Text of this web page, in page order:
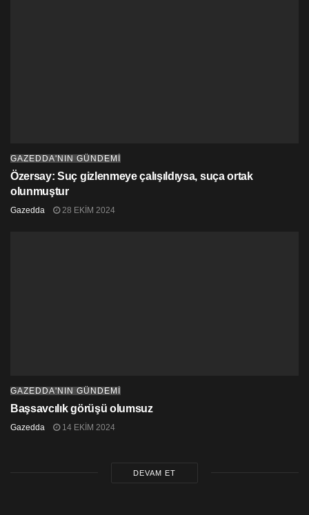
GAZEDDA'NIN GÜNDEMİ
Özersay: Suç gizlenmeye çalışıldıysa, suça ortak
olunmuştur
Gazedda 28 EKIM 2024
GAZEDDA'NIN GÜNDEMİ
Başsavcılık görüşü olumsuz
Gazedda 14 EKIM 2024
DEVAM ET